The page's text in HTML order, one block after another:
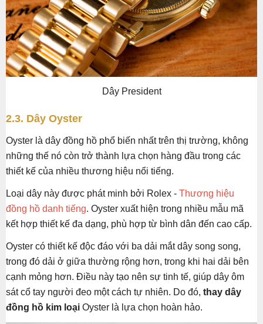
Dây President
2.3. Dây Oyster
Oyster là dây đồng hồ phổ biến nhất trên thị trường, không
những thế nó còn trở thành lựa chọn hàng đầu trong các
thiết kế của nhiều thương hiệu nổi tiếng.
Loại dây này được phát minh bởi Rolex - Thương hiệu
đồng hồ danh tiếng. Oyster xuất hiện trong nhiều mẫu mã
kết hợp thiết kế đa dạng, phù hợp từ bình dân đến cao cấp.
Oyster có thiết kế độc đáo với ba dải mắt dây song song,
trong đó dải ở giữa thường rộng hơn, trong khi hai dải bên
cạnh mỏng hơn. Điều này tạo nên sự tinh tế, giúp dây ôm
sát cổ tay người đeo một cách tự nhiên. Do đó, thay dây
đồng hồ kim loại Oyster là lựa chọn hoàn hảo.